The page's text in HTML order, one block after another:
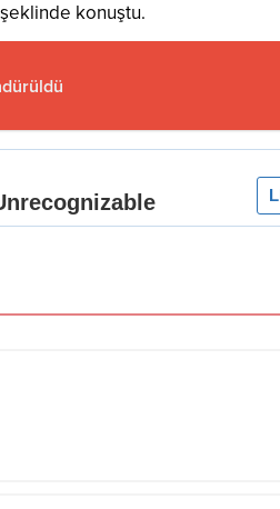
konuştu.